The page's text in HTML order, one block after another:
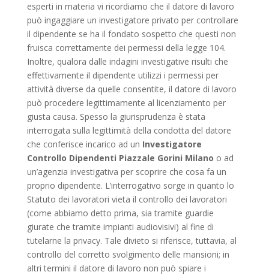
esperti in materia vi ricordiamo che il datore di lavoro
può ingaggiare un investigatore privato per controllare
il dipendente se ha il fondato sospetto che questi non
fruisca correttamente dei permessi della legge 104.
Inoltre, qualora dalle indagini investigative risulti che
effettivamente il dipendente utilizzi i permessi per
attività diverse da quelle consentite, il datore di lavoro
può procedere legittimamente al licenziamento per
giusta causa. Spesso la giurisprudenza è stata
interrogata sulla legittimità della condotta del datore
che conferisce incarico ad un Investigatore
Controllo Dipendenti Piazzale Gorini Milano o ad
un’agenzia investigativa per scoprire che cosa fa un
proprio dipendente. L’interrogativo sorge in quanto lo
Statuto dei lavoratori vieta il controllo dei lavoratori
(come abbiamo detto prima, sia tramite guardie
giurate che tramite impianti audiovisivi) al fine di
tutelarne la privacy. Tale divieto si riferisce, tuttavia, al
controllo del corretto svolgimento delle mansioni; in
altri termini il datore di lavoro non può spiare i